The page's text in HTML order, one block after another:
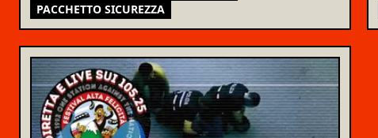
PACCHETTO SICUREZZA